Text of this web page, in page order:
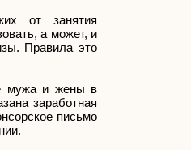
от занятия
а может, и
Правила это
мужа и жены в
заработная
письмо